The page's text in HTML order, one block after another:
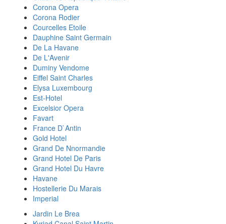
Corona Opera
Corona Rodier
Courcelles Etoile
Dauphine Saint Germain
De La Havane
De L'Avenir
Duminy Vendome
Eiffel Saint Charles
Elysa Luxembourg
Est-Hotel
Excelsior Opera
Favart
France D`Antin
Gold Hotel
Grand De Nnormandie
Grand Hotel De Paris
Grand Hotel Du Havre
Havane
Hostellerie Du Marais
Imperial
Jardin Le Brea